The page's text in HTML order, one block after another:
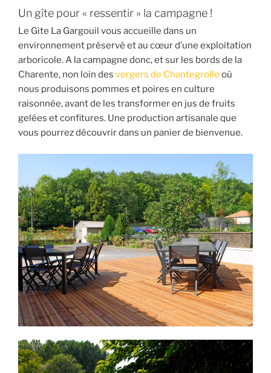
Un gîte pour « ressentir » la campagne !
Le Gite La Gargouil vous accueille dans un
environnement préservé et au cœur d’une exploitation
arboricole. A la campagne donc, et sur les bords de la
Charente, non loin des vergers de Chantegrolle où
nous produisons pommes et poires en culture
raisonnée, avant de les transformer en jus de fruits
gelées et confitures. Une production artisanale que
vous pourrez découvrir dans un panier de bienvenue.